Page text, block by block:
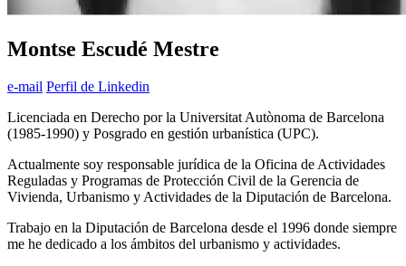
Montse Escudé Mestre
e-mail Perfil de Linkedin
Licenciada en Derecho por la Universitat Autònoma de Barcelona
(1985-1990) y Posgrado en gestión urbanística (UPC).
Actualmente soy responsable jurídica de la Oficina de Actividades
Reguladas y Programas de Protección Civil de la Gerencia de
Vivienda, Urbanismo y Actividades de la Diputación de Barcelona.
Trabajo en la Diputación de Barcelona desde el 1996 donde siempre
me he dedicado a los ámbitos del urbanismo y actividades.